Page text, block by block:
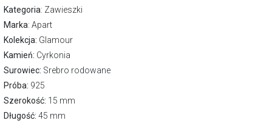
Kategoria: Zawieszki
Marka: Apart
Kolekcja: Glamour
Kamień: Cyrkonia
Surowiec: Srebro rodowane
Próba: 925
Szerokość: 15 mm
Długość: 45 mm